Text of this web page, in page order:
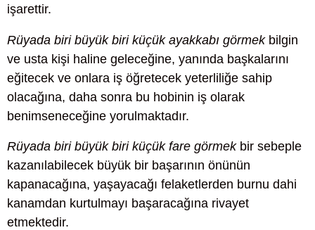
işarettir.
Rüyada biri büyük biri küçük ayakkabı görmekbilgin
ve usta kişi haline geleceğine, yanında başkalarını
eğitecek ve onlara iş öğretecek yeterliliğe sahip
olacağına, daha sonra bu hobinin iş olarak
benimseneceğine yorulmaktadır.
Rüyada biri büyük biri küçük fare görmekbir sebeple
kazanılabilecek büyük bir başarının önünün
kapanacağına, yaşayacağı felaketlerden burnu dahi
kanamdan kurtulmayı başaracağına rivayet
etmektedir.